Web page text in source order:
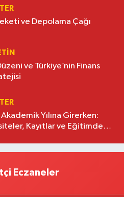
ve Depolama Çağı
ve Türkiye’nin Finans
Yılına Girerken:
Kayıtlar ve Eğitimde
Eczaneler